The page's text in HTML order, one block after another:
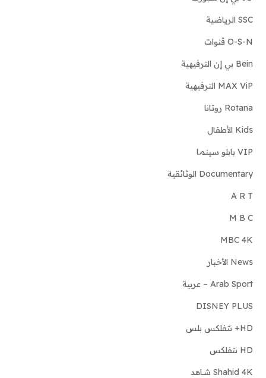
SSC الرياضية
O-S-N قنوات
Bein بي إن الترفيهية
MAX ViP الترفيهية
Rotana روتانا
Kids الأطفال
VIP بابلو سينما
Documentary الوثائقية
A R T
M B C
MBC 4K
News الأخبار
Arab Sport – عربية
DISNEY PLUS
HD+ نتفلكس بلس
HD نتفلكس
Shahid 4K شـاهد